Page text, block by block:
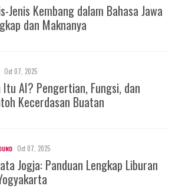
Jenis Kembang dalam Bahasa Jawa
dan Maknanya
Oct 07, 2025
Itu AI? Pengertian, Fungsi, dan
Kecerdasan Buatan
Oct 07, 2025
Jogja: Panduan Lengkap Liburan